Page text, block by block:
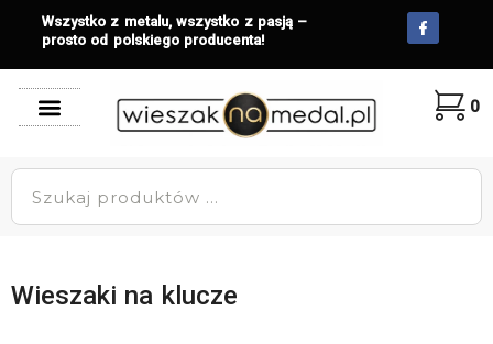
Wszystko z metalu, wszystko z pasją –
prosto od polskiego producenta!
0
Wieszaki na klucze